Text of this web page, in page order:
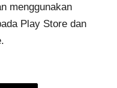
menggunakan
Play Store dan